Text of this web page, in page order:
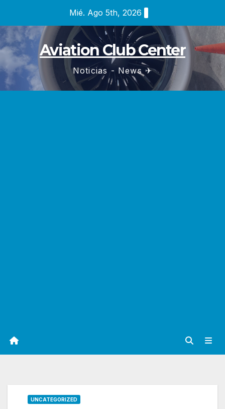
contenido
Mié. Ago 5th, 2026
Aviation Club Center
Noticias - News ✈
UNCATEGORIZED